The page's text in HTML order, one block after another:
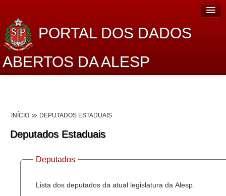
PORTAL DOS DADOS
ABERTOS DA ALESP
Lei de Acesso à Informação
Dados Governamentais Abertos
Planejamento
INÍCIO DEPUTADOS ESTADUAIS
Deputados Estaduais
Deputados
Lista dos deputados da atual legislatura da Alesp.